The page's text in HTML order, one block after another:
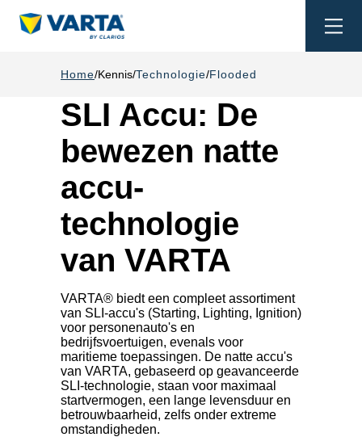
Home Kennis Technologie Flooded
SLI Accu: De
bewezen natte
accu-
technologie
van VARTA
VARTA® biedt een compleet assortiment
van SLI-accu's (Starting, Lighting, Ignition)
voor personenauto's en
bedrijfsvoertuigen, evenals voor
maritieme toepassingen. De natte accu's
van VARTA, gebaseerd op geavanceerde
SLI-technologie, staan voor maximaal
startvermogen, een lange levensduur en
betrouwbaarheid, zelfs onder extreme
omstandigheden.